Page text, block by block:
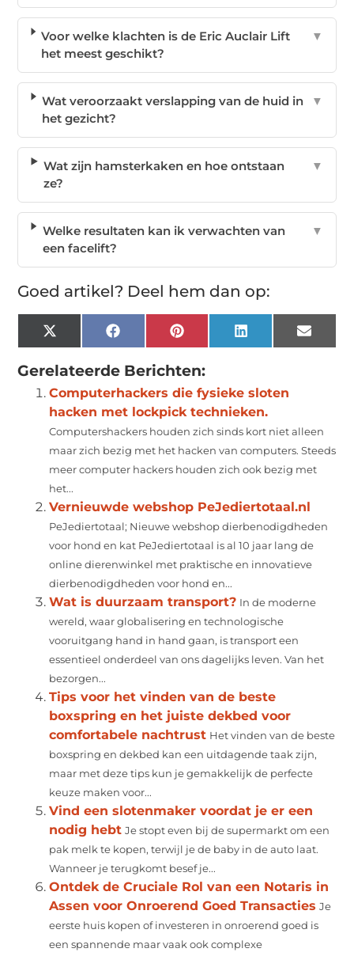
Voor welke klachten is de Eric Auclair Lift
het meest geschikt?
▼
Wat veroorzaakt verslapping van de huid in
het gezicht?
▼
Wat zijn hamsterkaken en hoe ontstaan
ze?
▼
Welke resultaten kan ik verwachten van
een facelift?
▼
Goed artikel? Deel hem dan op:
X
(Twitter)
Facebook Pinterest LinkedIn Email
Gerelateerde Berichten:
Computerhackers die fysieke sloten
hacken met lockpick technieken.
Computershackers houden zich sinds kort niet alleen
maar zich bezig met het hacken van computers. Steeds
meer computer hackers houden zich ook bezig met
het...
Vernieuwde webshop PeJediertotaal.nl
PeJediertotaal; Nieuwe webshop dierbenodigdheden
voor hond en kat PeJediertotaal is al 10 jaar lang de
online dierenwinkel met praktische en innovatieve
dierbenodigdheden voor hond en...
Wat is duurzaam transport? In de moderne
wereld, waar globalisering en technologische
vooruitgang hand in hand gaan, is transport een
essentieel onderdeel van ons dagelijks leven. Van het
bezorgen...
Tips voor het vinden van de beste
boxspring en het juiste dekbed voor
comfortabele nachtrust Het vinden van de beste
boxspring en dekbed kan een uitdagende taak zijn,
maar met deze tips kun je gemakkelijk de perfecte
keuze maken voor...
Vind een slotenmaker voordat je er een
nodig hebt Je stopt even bij de supermarkt om een
pak melk te kopen, terwijl je de baby in de auto laat.
Wanneer je terugkomt besef je...
Ontdek de Cruciale Rol van een Notaris in
Assen voor Onroerend Goed Transacties Je
eerste huis kopen of investeren in onroerend goed is
een spannende maar vaak ook complexe